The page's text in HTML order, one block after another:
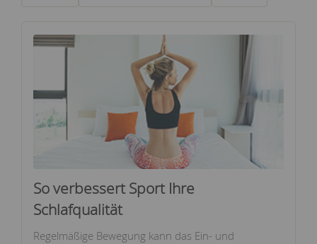
So verbessert Sport Ihre
Schlafqualität
Regelmäßige Bewegung kann das Ein- und